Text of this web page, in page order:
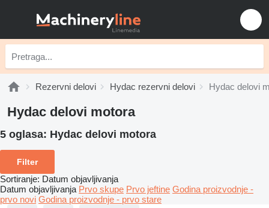
Rezervni delovi Hydac rezervni delovi Hydac delovi
Hydac delovi motora
5 oglasa: Hydac delovi motora
Filter
Sortiranje: Datum objavljivanja
Datum objavljivanja Prvo skupe Prvo jeftine Godina proizvodnje -
prvo novi Godina proizvodnje - prvo stare